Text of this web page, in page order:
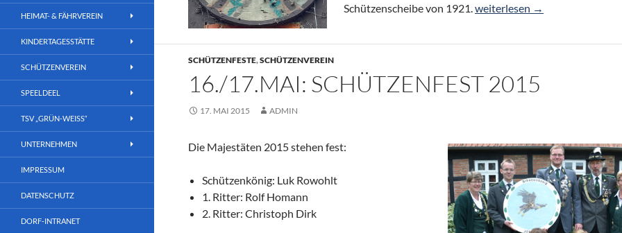
Schützenscheibe von 1921.Königsscheibe von 1921 am
weiterlesen →
SCHÜTZENFESTE,SCHÜTZENVEREIN
16./17.MAI: SCHÜTZENFEST 2015
17. MAI 2015 ADMIN
Die Majestäten 2015 stehen fest:
Schützenkönig: Luk Rowohlt
1. Ritter: Rolf Homann
2. Ritter: Christoph Dirk
HEIMAT- & FÄHRVEREIN
KINDERTAGESSTÄTTE
SCHÜTZENVEREIN
SPEELDEEL
TSV „GRÜN-WEISS“
UNTERNEHMEN
IMPRESSUM
DATENSCHUTZ
DORF-INTRANET